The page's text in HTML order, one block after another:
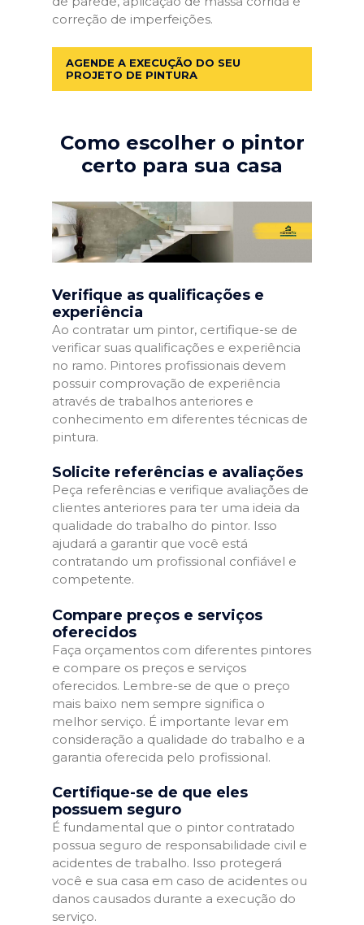
correção de imperfeições.
AGENDE A EXECUÇÃO DO SEU
PROJETO DE PINTURA
Como escolher o pintor
certo para sua casa
Verifique as qualificações e
experiência
Ao contratar um pintor, certifique-se de
verificar suas qualificações e experiência
no ramo. Pintores profissionais devem
possuir comprovação de experiência
através de trabalhos anteriores e
conhecimento em diferentes técnicas de
pintura.
Solicite referências e avaliações
Peça referências e verifique avaliações de
clientes anteriores para ter uma ideia da
qualidade do trabalho do pintor. Isso
ajudará a garantir que você está
contratando um profissional confiável e
competente.
Compare preços e serviços
oferecidos
Faça orçamentos com diferentes pintores
e compare os preços e serviços
oferecidos. Lembre-se de que o preço
mais baixo nem sempre significa o
melhor serviço. É importante levar em
consideração a qualidade do trabalho e a
garantia oferecida pelo profissional.
Certifique-se de que eles
possuem seguro
É fundamental que o pintor contratado
possua seguro de responsabilidade civil e
acidentes de trabalho. Isso protegerá
você e sua casa em caso de acidentes ou
danos causados durante a execução do
serviço.